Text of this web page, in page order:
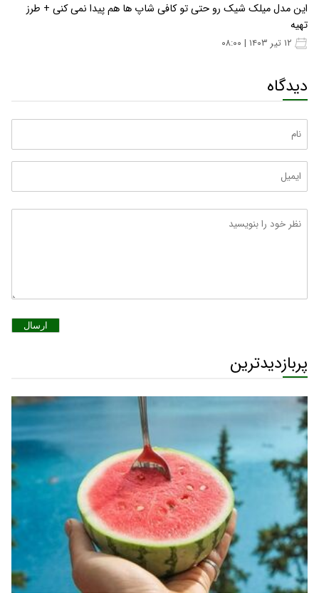
این مدل میلک شیک رو حتی تو کافی شاپ ها هم پیدا نمی کنی + طرز
تهیه
دیدگاه
ارسال
پربازدیدترین